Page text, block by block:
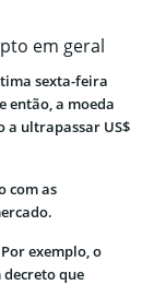
em geral
sexta-feira
então, a moeda
a ultrapassar US$
com as
exemplo, o
decreto que